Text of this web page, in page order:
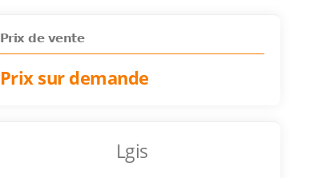
Prix de vente
Prix sur demande
Lgis